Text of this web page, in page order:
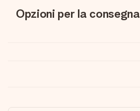
Opzioni per la consegna